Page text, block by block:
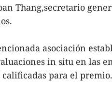
Thang,secretario
asociación
in situ en las
para el premio.